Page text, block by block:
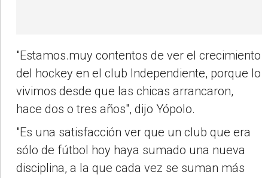
"Estamos.muy contentos de ver el crecimiento
del hockey en el club Independiente, porque lo
vivimos desde que las chicas arrancaron,
hace dos o tres años", dijo Yópolo.
"Es una satisfacción ver que un club que era
sólo de fútbol hoy haya sumado una nueva
disciplina, a la que cada vez se suman más